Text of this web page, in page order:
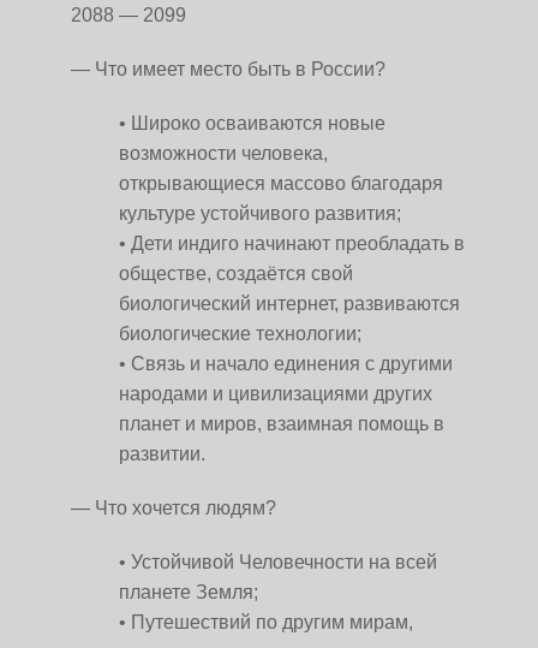
2088 — 2099
— Что имеет место быть в России?
Широко осваиваются новые
возможности человека,
открывающиеся массово благодаря
культуре устойчивого развития;
Дети индиго начинают преобладать в
обществе, создаётся свой
биологический интернет, развиваются
биологические технологии;
Связь и начало единения с другими
народами и цивилизациями других
планет и миров, взаимная помощь в
развитии.
— Что хочется людям?
Устойчивой Человечности на всей
планете Земля;
Путешествий по другим мирам,